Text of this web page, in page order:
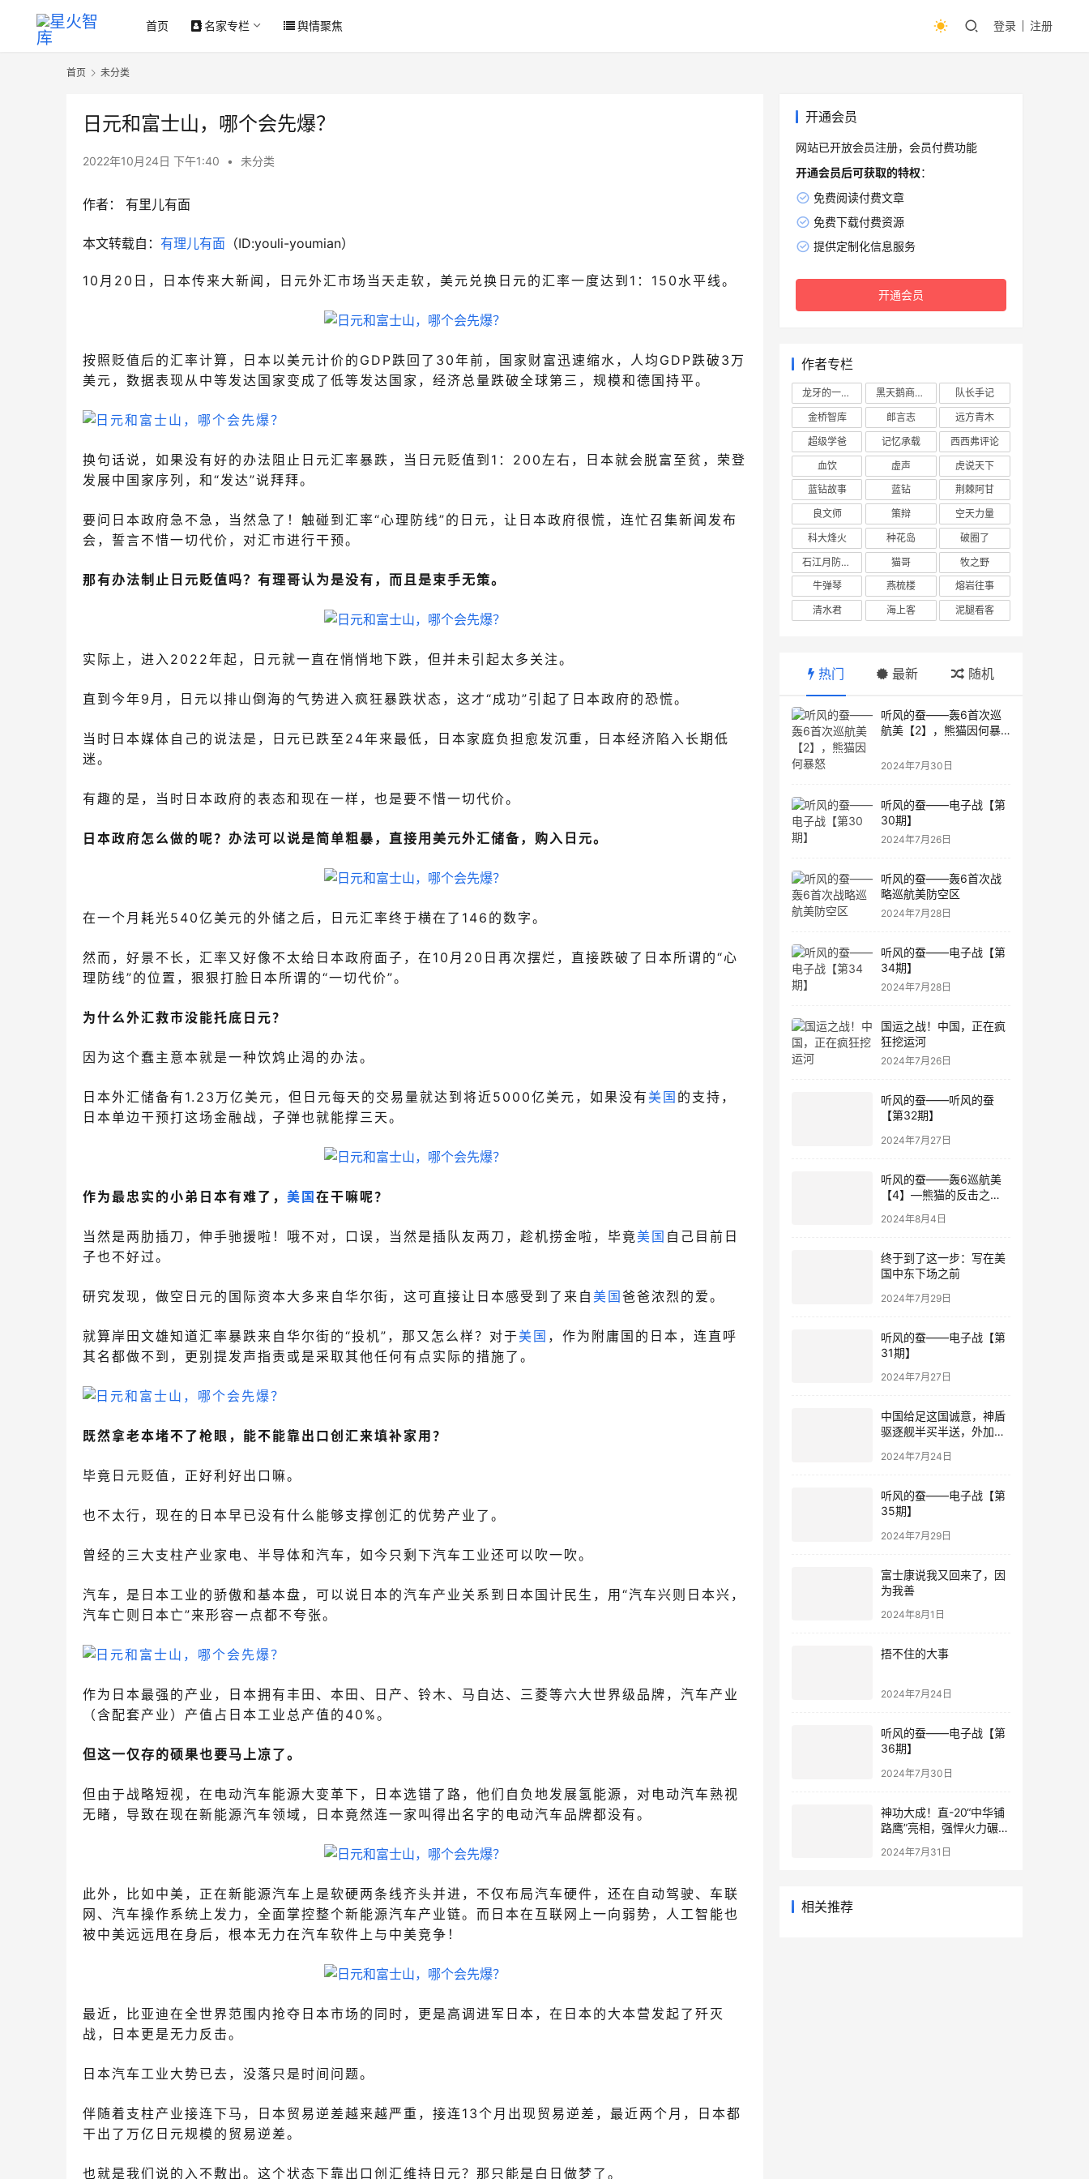
首页 名家专栏 舆情聚焦 登录 注册
首页 未分类
日元和富士山，哪个会先爆？
2022年10月24日 下午1:40 • 未分类
作者： 有里儿有面
本文转载自： 有理儿有面 （ID:youli-youmian）
10月20日，日本传来大新闻，日元外汇市场当天走软，美元兑换日元的汇率一度达到1： 150水平线。
按照贬值后的汇率计算，日本以美元计价的GDP跌回了30年前，国家财富迅速缩水，人均GDP跌破3万
美元，数据表现从中等发达国家变成了低等发达国家，经济总量跌破全球第三，规模和德国持平。
换句话说，如果没有好的办法阻止日元汇率暴跌，当日元贬值到1：200左右，日本就会脱富至贫，荣登
发展中国家序列，和“发达”说拜拜。
要问日本政府急不急，当然急了！触碰到汇率“心理防线”的日元，让日本政府很慌，连忙召集新闻发布
会，誓言不惜一切代价，对汇市进行干预。
那有办法制止日元贬值吗？ 有理哥认为是没有，而且是束手无策。
实际上，进入2022年起，日元就一直在悄悄地下跌，但并未引起太多关注。
直到今年9月，日元以排山倒海的气势进入疯狂暴跌状态，这才“成功”引起了日本政府的恐慌。
当时日本媒体自己的说法是，日元已跌至24年来最低，日本家庭负担愈发沉重，日本经济陷入长期低
迷。
有趣的是，当时日本政府的表态和现在一样，也是要不惜一切代价。
日本政府怎么做的呢？ 办法可以说是简单粗暴，直接用美元外汇储备，购入日元。
在一个月耗光540亿美元的外储之后，日元汇率终于横在了146的数字。
然而，好景不长，汇率又好像不太给日本政府面子，在10月20日再次摆烂，直接跌破了日本所谓的“心
理防线”的位置，狠狠打脸日本所谓的“一切代价”。
为什么外汇救市没能托底日元？
因为这个蠢主意本就是一种饮鸩止渴的办法。
日本外汇储备有1.23万亿美元，但日元每天的交易量就达到将近5000亿美元，如果没有美国 的支持，
日本单边干预打这场金融战，子弹也就能撑三天。
作为最忠实的小弟日本有难了， 美国 在干嘛呢？
当然是两肋插刀，伸手驰援啦！ 哦不对，口误，当然是插队 友 两刀 ， 趁机捞金啦，毕竟美国 自己目前日
子也不好过。
研究发现，做空日元的国际资本大多来自华尔街，这可直接让日本感受到了来自 美国 爸爸浓烈的爱。
就算岸田文雄知道汇率暴跌来自华尔街的“投机”，那又怎么样？对于美国 ，作为附庸国的日本，连直呼
其名都做不到，更别提发声指责或是采取其他任何有点实际的措施了。
既然拿老本堵不了枪眼，能不能靠出口创汇来填补家用？
毕竟日元贬值，正好利好出口嘛。
也不太行，现在的日本早已没有什么能够支撑创汇的优势产业了。
曾经的三大支柱产业家电、半导体和汽车，如今只剩下汽车工业还可以吹一吹。
汽车，是日本工业的骄傲和基本盘，可以说日本的汽车产业关系到日本国计民生，用“汽车兴则日本兴，
汽车亡则日本亡”来形容一点都不夸张。
作为日本最强的产业，日本拥有丰田、本田、日产、铃木、马自达、三菱等六大世界级品牌，汽车产业
（含配套产业）产值占日本工业总产值的40%。
但这一仅存的硕果也要马上凉了。
但由于战略短视，在电动汽车能源大变革下，日本选错了路，他们自负地发展氢能源，对电动汽车熟视
无睹，导致在现在新能源汽车领域，日本竟然连一家叫得出名字的电动汽车品牌都没有。
此外，比如 中美，正在新能源汽车上是软硬两条线齐头并进，不仅布局汽车硬件，还在自动驾驶、车联
网、汽车操作系统上发力，全面掌控整个新能源汽车产业链。 而日本在互联网上一向弱势，人工智能也
被中美远远 甩在身后 ，根本无力在汽车软件上与中美竞争！
最近，比亚迪在全世界范围内抢夺日本市场的同时，更是高调进军日本，在日本的大本营发起了歼灭
战，日本更是无力反击。
日本汽车工业大势已去，没落只是时间问题。
伴随着支柱产业接连下马，日本贸易逆差越来越严重，接连13个月出现贸易逆差，最近两个月，日本都
干出了万亿日元规模的贸易逆差。
也就是我们说的入不敷出。 这个状态下靠出口创汇维持日元？那只能是白日做梦了。
开通会员
网站已开放会员注册，会员付费功能
开通会员后可获取的特权：
免费阅读付费文章
免费下载付费资源
提供定制化信息服务
开通会员
作者专栏
龙牙的一座山 黑天鹅商业情报站
队长手记
金桥智库
郎言志
远方青木
超级学爸
记忆承载
西西弗评论
血饮
虚声
虎说天下
蓝钻故事
蓝钻
荆棘阿甘
良文师
策辩
空天力量
科大烽火
种花岛
破圈了
石江月防务观察
猫哥
牧之野
牛弹琴
燕梳楼
熔岩往事
清水君
海上客 泥腿看客
热门 最新 随机
听风的蚕——轰6首次巡
航美【2】，熊猫因何暴
2024年7月30日
听风的蚕——电子战【第
30期】
2024年7月26日
听风的蚕——轰6首次战
略巡航美防空区
2024年7月28日
听风的蚕——电子战【第
34期】
2024年7月28日
国运之战！中国，正在疯
狂挖运河
2024年7月26日
听风的蚕——听风的蚕
【第32期】
2024年7月27日
听风的蚕——轰6巡航美
【4】—熊猫的反击之登
2024年8月4日
终于到了这一步：写在美
国中东下场之前
2024年7月29日
听风的蚕——电子战【第
31期】
2024年7月27日
中国给足这国诚意，神盾
驱逐舰半买半送，外加先
2024年7月24日
听风的蚕——电子战【第
35期】
2024年7月29日
富士康说我又回来了，因
为我善
2024年8月1日
捂不住的大事
2024年7月24日
听风的蚕——电子战【第
36期】
2024年7月30日
神功大成！直-20“中华铺
路鹰”亮相，强悍火力碾压
2024年7月31日
相关推荐